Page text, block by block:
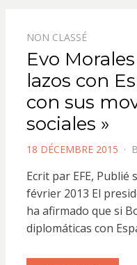
NON CLASSÉ
Evo
lazos con
con sus
sociales »
POSTED
18 DÉCEMBRE 2015
Ecrit par EFE, Publié
février 2013 El
ha afirmado que si
diplomáticas con